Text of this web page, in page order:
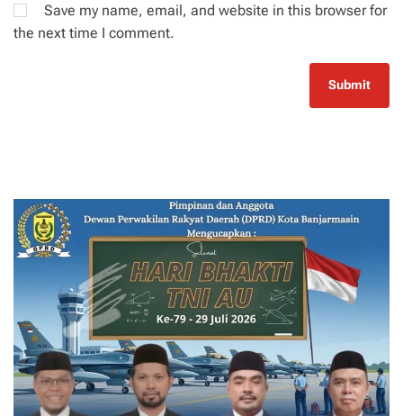
Save my name, email, and website in this browser for
the next time I comment.